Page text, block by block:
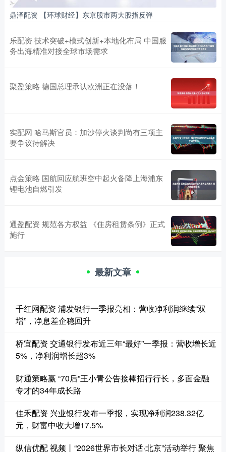
鼎泽配资 【环球财经】东京股市两大股指反弹
乐配资 技术突破+模式创新+本地化布局 中国服
务出海精准对接全球市场需求
聚盈策略 德国总理承认欧洲正在没落！
实配网 哈马斯官员：加沙停火谈判尚有三项主
要争议待解决
点金策略 国航回应航班空中起火备降上海浦东
锂电池自燃引发
通盈配资 规范各方权益 《住房租赁条例》正式
施行
最新文章
千红网配资 浦发银行一季报亮相：营收净利润继续“双
增”，净息差企稳回升
桥宜配资 交通银行发布近三年“最好”一季报：营收增长近
5%，净利润增长超3%
财通策略赢 “70后”王小青公告接棒招行行长，多面金融
专才的34年成长路
佳禾配资 兴业银行发布一季报，实现净利润238.32亿
元，财富中收大增17.5%
纵信优配 视频丨“2026世界市长对话·北京”活动举行 聚焦